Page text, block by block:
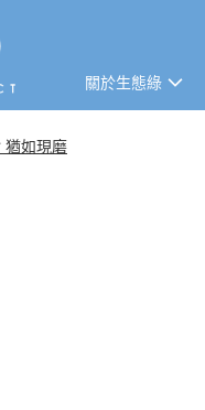
關於生態綠
如現磨